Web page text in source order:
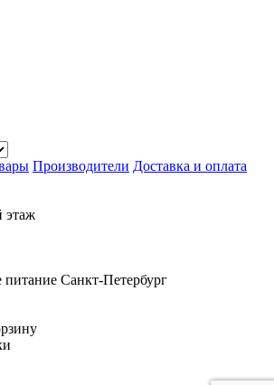
Производители Доставка и оплата
этаж
Санкт-Петербург